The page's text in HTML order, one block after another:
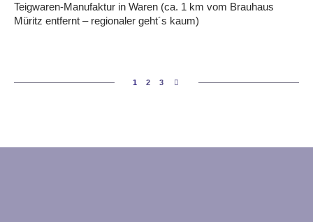
Teigwaren-Manufaktur in Waren (ca. 1 km vom Brauhaus
Müritz entfernt – regionaler geht´s kaum)
1 2 3